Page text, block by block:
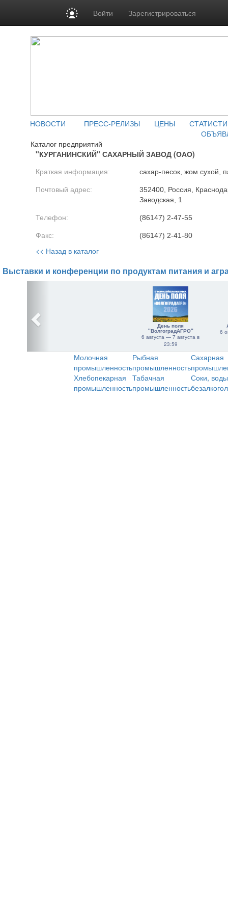
Войти Зарегистрироваться
НОВОСТИ ПРЕСС-РЕЛИЗЫ ЦЕНЫ
Каталог предприятий
"КУРГАНИНСКИЙ" САХАРНЫЙ ЗАВОД (ОАО)
Краткая информация: сахар-песок, жом сухой,
Почтовый адрес:
352400, Россия,
Заводская, 1
Телефон: (86147) 2-47-55
Факс: (86147) 2-41-80
<< Назад в каталог
Выставки и конференции по продуктам питания и
День поля
"ВолгоградАГРО"
6 августа — 7 августа в
23:59
6
Молочная
промышленность
Рыбная
промышленность
Сахарная
Хлебопекарная
промышленность
Табачная
промышленность
Соки,